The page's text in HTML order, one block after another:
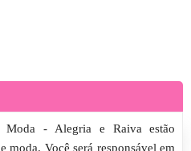
Moda - Alegria e Raiva estão
moda. Você será responsável em